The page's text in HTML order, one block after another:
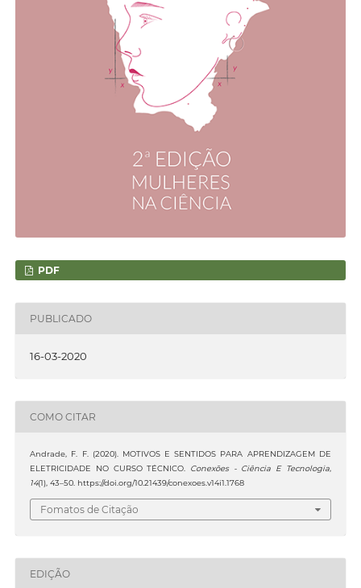
PDF
PUBLICADO
16-03-2020
COMO CITAR
Andrade, F. F. (2020). MOTIVOS E SENTIDOS PARA APRENDIZAGEM DE
ELETRICIDADE NO CURSO TÉCNICO. Conexões - Ciência E Tecnologia,
14(1), 43–50. https://doi.org/10.21439/conexoes.v14i1.1768
Fomatos de Citação
EDIÇÃO